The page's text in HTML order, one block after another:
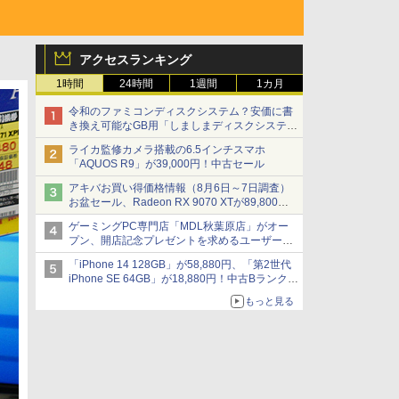
アクセスランキング
1時間 24時間 1週間 1カ月
令和のファミコンディスクシステム？安価に書
き換え可能なGB用「しましまディスクシステ
ム」
ライカ監修カメラ搭載の6.5インチスマホ
「AQUOS R9」が39,000円！中古セール
アキバお買い得価格情報（8月6日～7日調査）
お盆セール、Radeon RX 9070 XTが89,800
円、水平周波数24.8kHz対応の17型モニターが
9,801円、暑さ指数連動セール ほか
ゲーミングPC専門店「MDL秋葉原店」がオー
プン、開店記念プレゼントを求めるユーザーが
押し寄せ長蛇の列に
「iPhone 14 128GB」が58,880円、「第2世代
iPhone SE 64GB」が18,880円！中古Bランク品
もっと見る